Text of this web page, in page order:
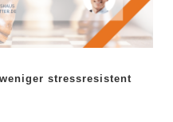
stressresistent